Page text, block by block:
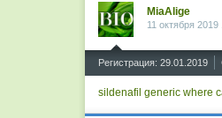
MiaAlige
11 октября 2019
Регистрация: 29.01.2019
sildenafil generic where